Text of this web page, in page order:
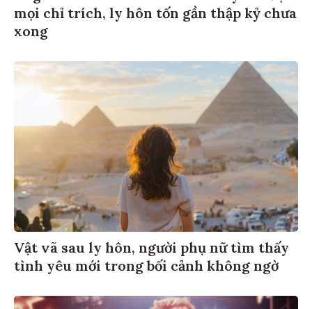
mọi chỉ trích, ly hôn tốn gần thập kỷ chưa
xong
Vật vã sau ly hôn, người phụ nữ tìm thấy
tình yêu mới trong bối cảnh không ngờ